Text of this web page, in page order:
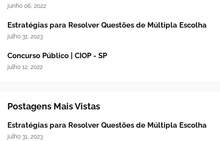
junho 06, 2022
Estratégias para Resolver Questões de Múltipla Escolha
julho 31, 2023
Concurso Público | CIOP - SP
julho 12, 2022
Postagens Mais Vistas
Estratégias para Resolver Questões de Múltipla Escolha
julho 31, 2023